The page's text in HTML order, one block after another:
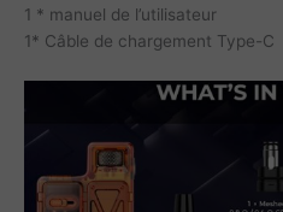
1 * manuel de l’utilisateur
1* Câble de chargement Type-C